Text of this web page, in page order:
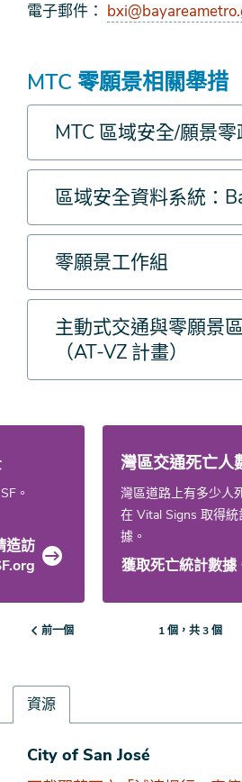
電子郵件：
MTC 零願景相關舉措
MTC 區域安全/願景零
區域安全資料系統：
零願景工作組
主動式交通與零願景
（AT-VZ 計畫）
。
造訪
灣區交通死亡人
灣區道路上有多少人
在 Vital Signs 取得統
據。
獲取死亡統計數據
前一個 1 個，共 3 個
資源
資
源
City of San José